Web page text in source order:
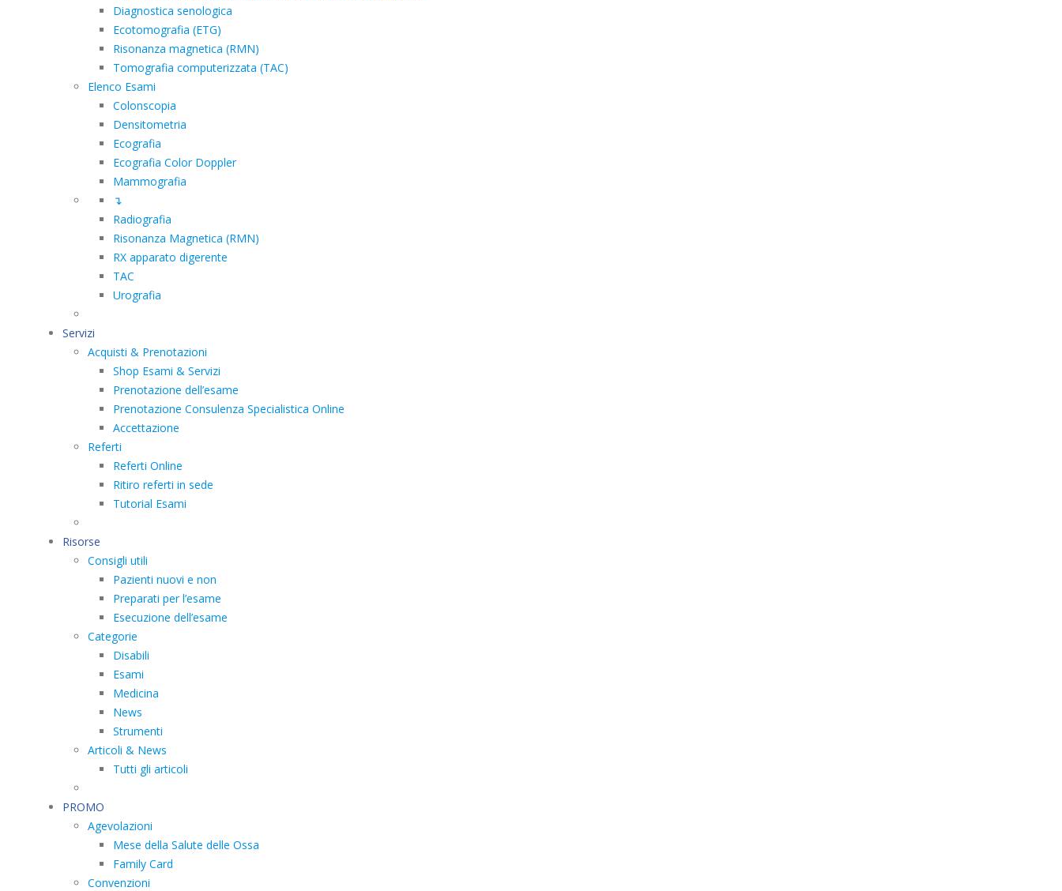
Diagnostica senologica
Ecotomografia (ETG)
Risonanza magnetica (RMN)
Tomografia computerizzata (TAC)
Elenco Esami
Colonscopia
Densitometria
Ecografia
Ecografia Color Doppler
Mammografia
↴
Radiografia
Risonanza Magnetica (RMN)
RX apparato digerente
TAC
Urografia
Servizi
Acquisti & Prenotazioni
Shop Esami & Servizi
Prenotazione dell’esame
Prenotazione Consulenza Specialistica Online
Accettazione
Referti
Referti Online
Ritiro referti in sede
Tutorial Esami
Risorse
Consigli utili
Pazienti nuovi e non
Preparati per l’esame
Esecuzione dell’esame
Categorie
Disabili
Esami
Medicina
News
Strumenti
Articoli & News
Tutti gli articoli
PROMO
Agevolazioni
Mese della Salute delle Ossa
Family Card
Convenzioni